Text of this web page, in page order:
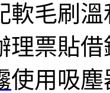
軟毛刷
理票貼
使用吸